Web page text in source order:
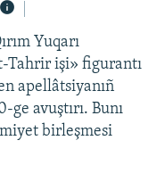
Yuqarı
Tahrir işi» figurantı
apellâtsiyanıñ
ge avuştırı. Bunı
birleşmesi